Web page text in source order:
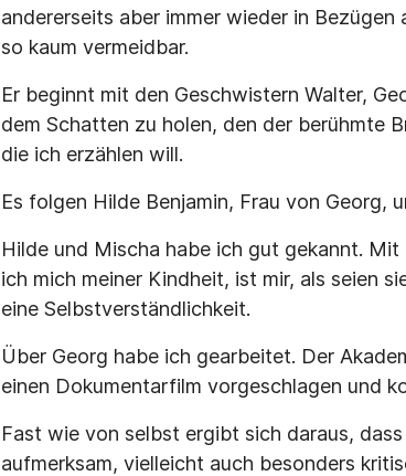
andererseits aber immer wieder in
so kaum vermeidbar.
Er beginnt mit den Geschwistern Walter,
dem Schatten zu holen, den der berühmte
die ich erzählen will.
Es folgen Hilde Benjamin, Frau von Georg,
Hilde und Mischa habe ich gut gekannt.
ich mich meiner Kindheit, ist mir, als seien
eine Selbstverständlichkeit.
Über Georg habe ich gearbeitet. Der
einen Dokumentarfilm vorgeschlagen und
Fast wie von selbst ergibt sich daraus,
aufmerksam, vielleicht auch besonders